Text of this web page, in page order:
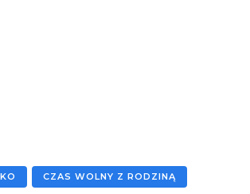
CZAS WOLNY Z RODZINĄ